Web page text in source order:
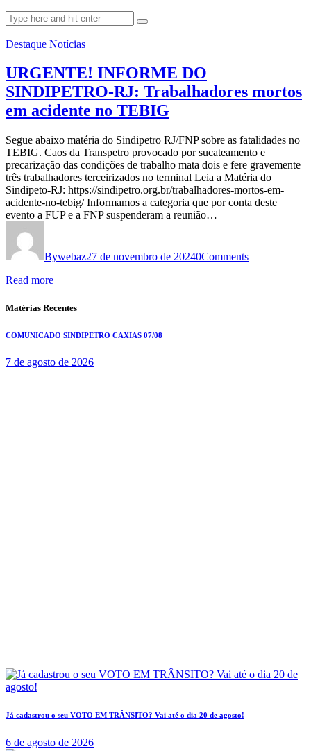
Destaque Notícias
URGENTE! INFORME DO
SINDIPETRO-RJ: Trabalhadores mortos
em acidente no TEBIG
Segue abaixo matéria do Sindipetro RJ/FNP sobre as fatalidades no
TEBIG. Caos da Transpetro provocado por sucateamento e
precarização das condições de trabalho mata dois e fere gravemente
três trabalhadores terceirizados no terminal Leia a Matéria do
Sindipeto-RJ: https://sindipetro.org.br/trabalhadores-mortos-em-
acidente-no-tebig/ Informamos a categoria que por conta deste
evento a FUP e a FNP suspenderam a reunião…
Bywebaz27 de novembro de 20240Comments
Read more
Matérias Recentes
COMUNICADO SINDIPETRO CAXIAS 07/08
7 de agosto de 2026
Já cadastrou o seu VOTO EM TRÂNSITO? Vai até o dia 20 de agosto!
6 de agosto de 2026